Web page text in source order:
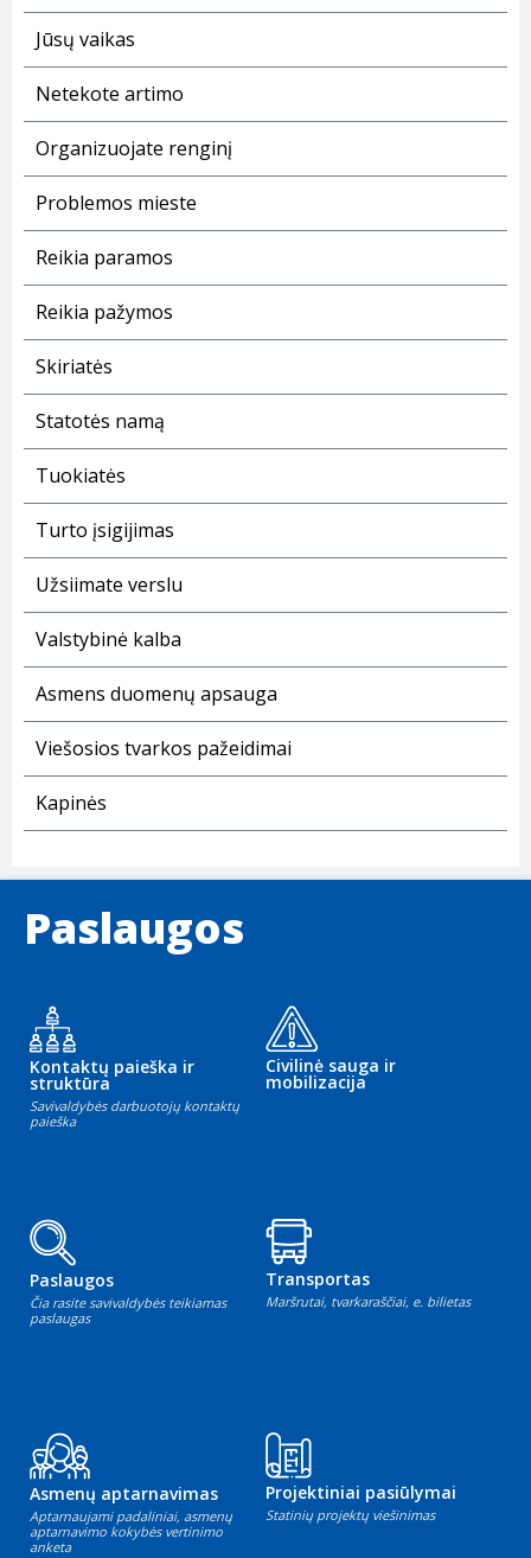
Jūsų vaikas
Netekote artimo
Organizuojate renginį
Problemos mieste
Reikia paramos
Reikia pažymos
Skiriatės
Statotės namą
Tuokiatės
Turto įsigijimas
Užsiimate verslu
Valstybinė kalba
Asmens duomenų apsauga
Viešosios tvarkos pažeidimai
Kapinės
Paslaugos
Kontaktų paieška ir
struktūra
Savivaldybės darbuotojų kontaktų
paieška
Civilinė sauga ir
mobilizacija
Paslaugos
Čia rasite savivaldybės teikiamas
paslaugas
Transportas
Maršrutai, tvarkaraščiai, e. bilietas
Asmenų aptarnavimas
Aptarnaujami padaliniai, asmenų
aptarnavimo kokybės vertinimo
anketa
Projektiniai pasiūlymai
Statinių projektų viešinimas